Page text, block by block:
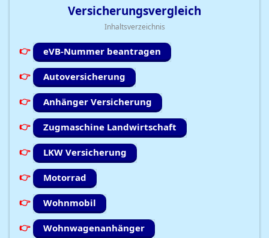
Versicherungsvergleich
Inhaltsverzeichnis
eVB-Nummer beantragen
Autoversicherung
Anhänger Versicherung
Zugmaschine Landwirtschaft
LKW Versicherung
Motorrad
Wohnmobil
Wohnwagenanhänger